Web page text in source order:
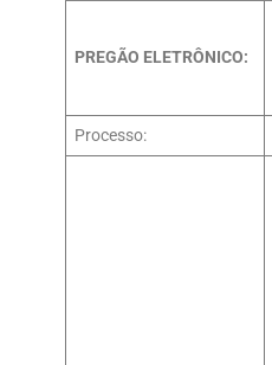
PREGÃO ELETRÔNICO:
Processo: